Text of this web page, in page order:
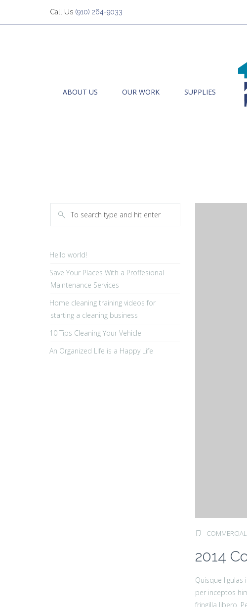
Call Us (910) 264-9033
ABOUT US OUR WORK SUPPLIES
COMMERCIAL
2014
Quisque
per inceptos
fringilla libero.
Hello world!
Save Your Places With a Proffesional
Maintenance Services
Home cleaning training videos for
starting a cleaning business
10 Tips Cleaning Your Vehicle
An Organized Life is a Happy Life